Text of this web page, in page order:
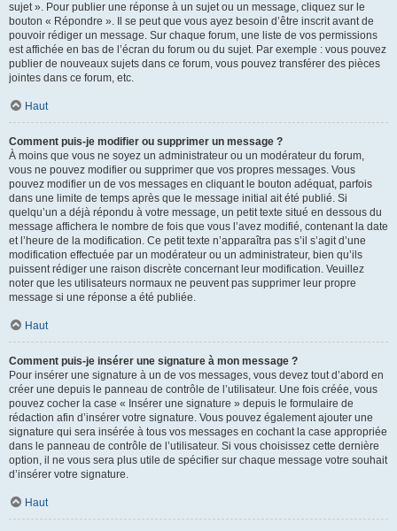
sujet ». Pour publier une réponse à un sujet ou un message, cliquez sur le
bouton « Répondre ». Il se peut que vous ayez besoin d’être inscrit avant de
pouvoir rédiger un message. Sur chaque forum, une liste de vos permissions
est affichée en bas de l’écran du forum ou du sujet. Par exemple : vous pouvez
publier de nouveaux sujets dans ce forum, vous pouvez transférer des pièces
jointes dans ce forum, etc.
Haut
Comment puis-je modifier ou supprimer un message ?
À moins que vous ne soyez un administrateur ou un modérateur du forum,
vous ne pouvez modifier ou supprimer que vos propres messages. Vous
pouvez modifier un de vos messages en cliquant le bouton adéquat, parfois
dans une limite de temps après que le message initial ait été publié. Si
quelqu’un a déjà répondu à votre message, un petit texte situé en dessous du
message affichera le nombre de fois que vous l’avez modifié, contenant la date
et l’heure de la modification. Ce petit texte n’apparaîtra pas s’il s’agit d’une
modification effectuée par un modérateur ou un administrateur, bien qu’ils
puissent rédiger une raison discrète concernant leur modification. Veuillez
noter que les utilisateurs normaux ne peuvent pas supprimer leur propre
message si une réponse a été publiée.
Haut
Comment puis-je insérer une signature à mon message ?
Pour insérer une signature à un de vos messages, vous devez tout d’abord en
créer une depuis le panneau de contrôle de l’utilisateur. Une fois créée, vous
pouvez cocher la case « Insérer une signature » depuis le formulaire de
rédaction afin d’insérer votre signature. Vous pouvez également ajouter une
signature qui sera insérée à tous vos messages en cochant la case appropriée
dans le panneau de contrôle de l’utilisateur. Si vous choisissez cette dernière
option, il ne vous sera plus utile de spécifier sur chaque message votre souhait
d’insérer votre signature.
Haut